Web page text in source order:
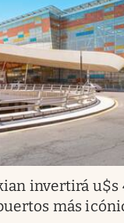
invertirá u$s
más